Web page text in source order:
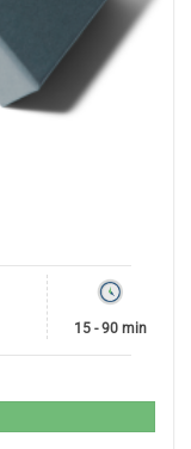
15 - 90 min